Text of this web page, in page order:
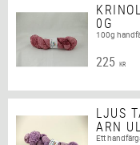
0G
100g
225 KR
LJUS
ARN
Ett